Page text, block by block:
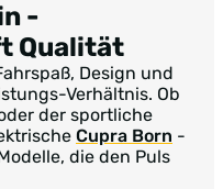
-
Qualität
Design und
Verhältnis. Ob
der sportliche
Cupra Born -
die den Puls